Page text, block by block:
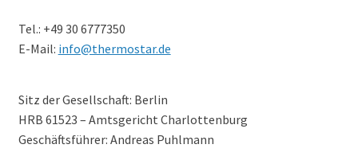
Kontakt
AGB
Tel.: +49 30 6777350
E-Mail: info@thermostar.de
Sitz der Gesellschaft: Berlin
HRB 61523 – Amtsgericht Charlottenburg
Geschäftsführer: Andreas Puhlmann